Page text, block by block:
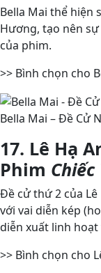
Bella Mai thể hiện
Hương, tạo nên
của phim.
>> Bình chọn cho
Bella Mai – Đề Cử
17. Lê Hạ
Phim
Đề cử thứ 2 của
với vai diễn kép
diễn xuất linh hoạt
>> Bình chọn cho